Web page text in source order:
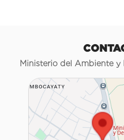
Ministerio del Ambiente y